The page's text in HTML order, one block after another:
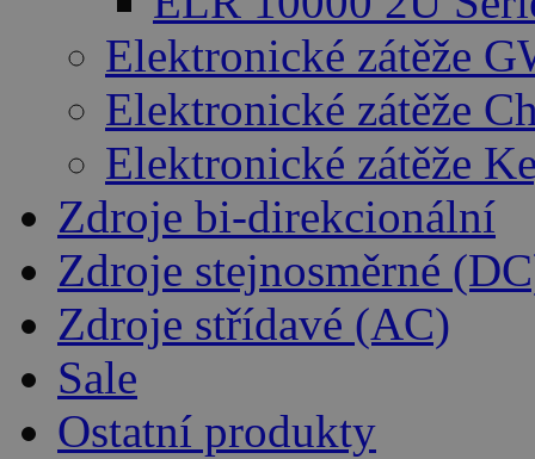
Elektronické zátěže
Elektronické zátěže
Elektronické zátěže
Zdroje bi-direkcionální
Zdroje stejnosměrné
Zdroje střídavé (AC)
Sale
Ostatní produkty